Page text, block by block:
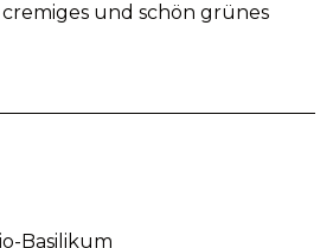
und schön grünes
Basilikum